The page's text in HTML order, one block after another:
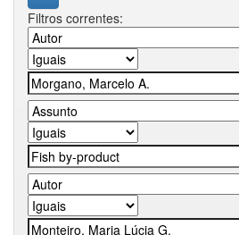
Filtros correntes: